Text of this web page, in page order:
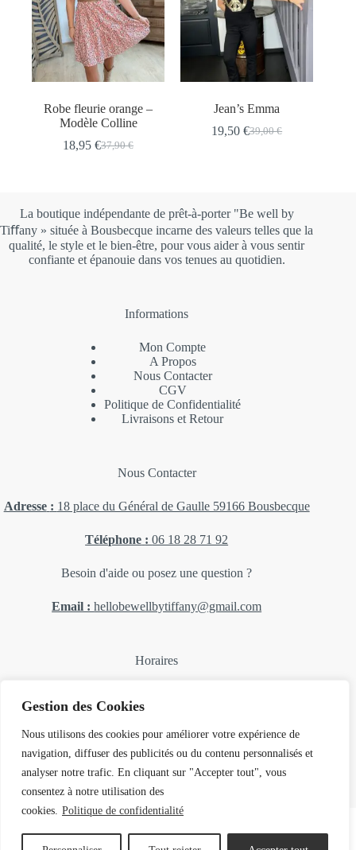
Gestion des Cookies
Nous utilisons des cookies pour améliorer votre expérience de
navigation, diffuser des publicités ou du contenu personnalisés et
analyser notre trafic. En cliquant sur "Accepter tout", vous
consentez à notre utilisation des
cookies. Politique de confidentialité
Robe fleurie orange –
Modèle Colline
37,90€
Le
37,90 €.
18,95€Le
18,95 €.
Jean’s Emma
39,00€
Le
19,50€Le
La boutique indépendante de prêt-à-porter "Be well by
Tiﬀany » située à Bousbecque incarne des valeurs telles que la
qualité, le style et le bien-être, pour vous aider à vous sentir
confiante et épanouie dans vos tenues au quotidien.
Informations
Mon Compte
A Propos
Nous Contacter
CGV
Politique de Confidentialité
Livraisons et Retour
Nous Contacter
Adresse : 18 place du Général de Gaulle 59166 Bousbecque
Téléphone :06 18 28 71 92
Besoin d'aide ou posez une question ?
Email :hellobewellbytiffany@gmail.com
Horaires
Jeudi : Fermé
Dimanche Fermé
Accueil Nouveautés
Blog